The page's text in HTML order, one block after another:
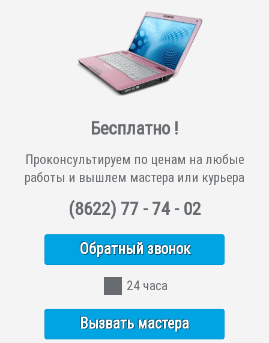
Бесплатно !
Проконсультируем по ценам на любые
работы и вышлем мастера или курьера
(8622) 77 - 74 - 02
Обратный звонок
24 часа
Вызвать мастера